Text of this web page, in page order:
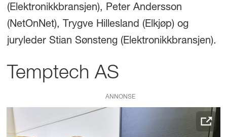
(Elektronikkbransjen), Peter Andersson
(NetOnNet), Trygve Hillesland (Elkjøp) og
juryleder Stian Sønsteng (Elektronikkbransjen).
Temptech AS
ANNONSE